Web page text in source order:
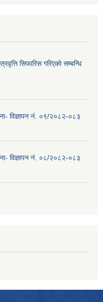
सिफारिस गरिएकाे सम्बन्धि
विज्ञापन नं. ०९/२०८२-०८३
विज्ञापन नं. ०८/२०८२-०८३